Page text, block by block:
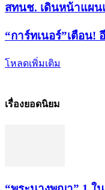
สทนช. เดินหน้าแผน
“การ์ทเนอร์”เตือน!
โหลดเพิ่มเติม
เรื่องยอดนิยม